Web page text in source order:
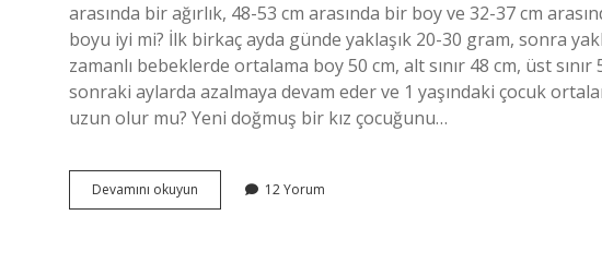
arasında bir ağırlık, 48-53 cm arasında bir boy ve 32-37 cm
boyu iyi mi? İlk birkaç ayda günde yaklaşık 20-30 gram, sonra
zamanlı bebeklerde ortalama boy 50 cm, alt sınır 48 cm, üst sınır
sonraki aylarda azalmaya devam eder ve 1 yaşındaki çocuk
uzun olur mu? Yeni doğmuş bir kız çocuğunu…
Devamını okuyun
Cm
12 Yorum